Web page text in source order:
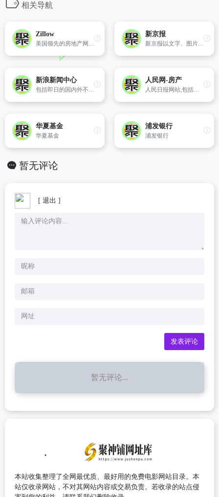
相关导航
Zillow
美国领先的房地产网站,提供房屋出售、房屋租赁、房屋估价、抵押贷款、房地产经纪人搜索及更多。
新京报
新京报以文字、图片、视频等全媒体形式，为用户提供全天候热点新闻，涵盖突发新闻、时事、财经、娱乐、体育，以及评论、杂志和博客等，新京报网本着品质源于责任的的信念,致力于成为用户喜爱的精品新闻网站。
新浪新闻中心
包括即日的国内外不同类型的新闻与评论,人物专题,图库。
人民网-房产
人民日报网站,包括新闻报道和可检索的目录,新闻评论和专题栏目。
华夏基金
华夏基金
浦发银行
浦发银行
暂无评论
[ 退出 ]
暂无评论...
本站收集整理了全网最优质、最好用的免费电影网站目录。本
站仅收录网站，不对其网站内容或交易负责。若收录的站点侵